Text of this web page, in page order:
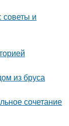
советы и
из бруса
сочетание